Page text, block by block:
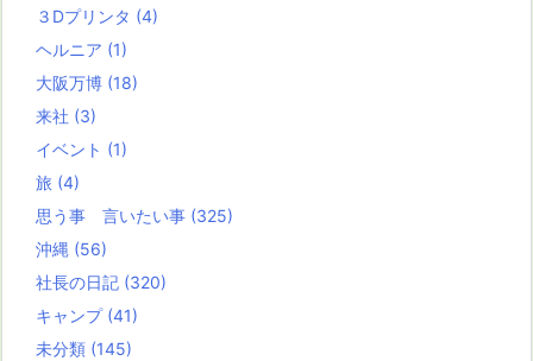
３Dプリンタ (4)
ヘルニア (1)
大阪万博 (18)
来社 (3)
イベント (1)
旅 (4)
思う事 言いたい事 (325)
沖縄 (56)
社長の日記 (320)
キャンプ (41)
未分類 (145)